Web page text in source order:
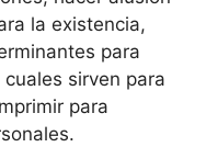
la existencia,
para
sirven para
para